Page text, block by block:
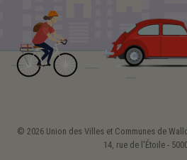
© 2026 Union des Villes et Communes de
14, rue de l'Étoile -